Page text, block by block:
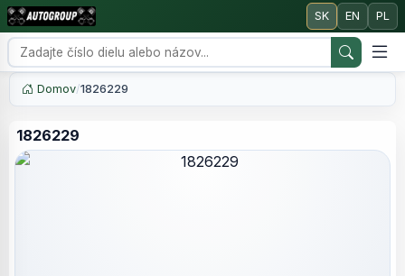
SK EN PL
Domov/1826229
1826229